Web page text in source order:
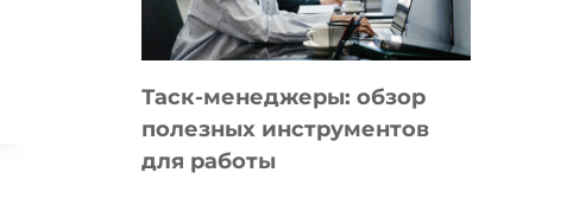
ИНТЕЛЛЕКТУ
Таск-менеджеры: обзор
полезных инструментов
для работы